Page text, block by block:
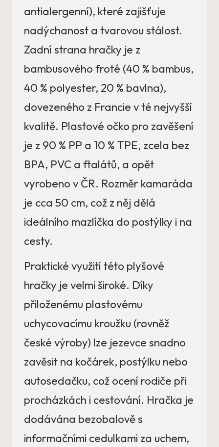
antialergenní), které zajišťuje
nadýchanost a tvarovou stálost.
Zadní strana hračky je z
bambusového froté (40 % bambus,
40 % polyester, 20 % bavlna),
dovezeného z Francie v té nejvyšší
kvalitě. Plastové očko pro zavěšení
je z 90 % PP a 10 % TPE, zcela bez
BPA, PVC a ftalátů, a opět
vyrobeno v ČR. Rozměr kamaráda
je cca 50 cm, což z něj dělá
ideálního mazlíčka do postýlky i na
cesty.
Praktické využití této plyšové
hračky je velmi široké. Díky
přiloženému plastovému
uchycovacímu kroužku (rovněž
české výroby) lze jezevce snadno
zavěsit na kočárek, postýlku nebo
autosedačku, což ocení rodiče při
procházkách i cestování. Hračka je
dodávána bezobalově s
informačními cedulkami za uchem,